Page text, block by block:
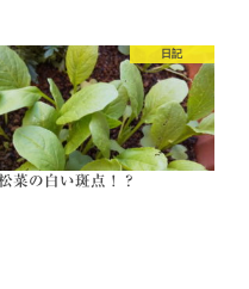
日記
菜の白い斑点！？